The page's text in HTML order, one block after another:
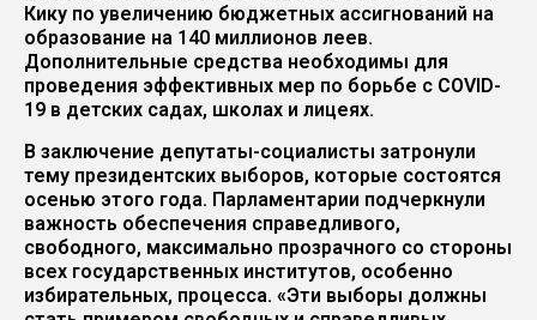
Кику по увеличению бюджетных ассигнований на
образование на 140 миллионов леев.
Дополнительные средства необходимы для
проведения эффективных мер по борьбе с COVID-
19 в детских садах, школах и лицеях.
В заключение депутаты-социалисты затронули
тему президентских выборов, которые состоятся
осенью этого года. Парламентарии подчеркнули
важность обеспечения справедливого,
свободного, максимально прозрачного со стороны
всех государственных институтов, особенно
избирательных, процесса. «Эти выборы должны